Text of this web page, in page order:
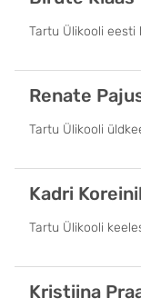
Tartu Ülikooli
Renate
Tartu Ülikooli
Kadri
Tartu Ülikooli
Kristiina